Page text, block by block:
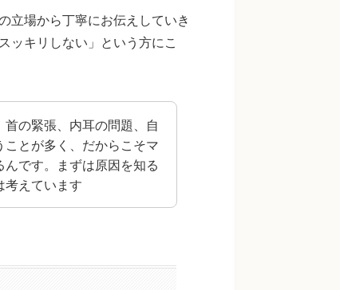
立場から丁寧にお伝えしていき
ッキリしない」という方にこ
の緊張、内耳の問題、自
とが多く、だからこそマ
です。まずは原因を知る
考えています